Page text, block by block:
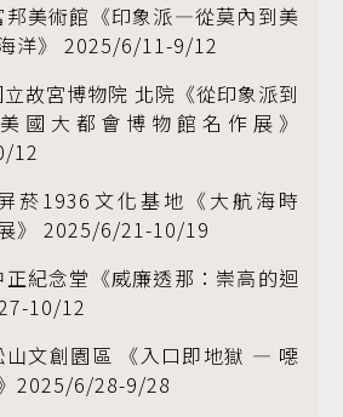
美術館《印象派—從莫內到美
洋》 2025/6/11-9/12
故宮博物院 北院《從印象派到
國大都會博物館名作展》
12
1936文化基地《大航海時
》 2025/6/21-10/19
紀念堂《威廉透那：崇高的迴
10/12
文創園區 《入口即地獄 — 噁
2025/6/28-9/28